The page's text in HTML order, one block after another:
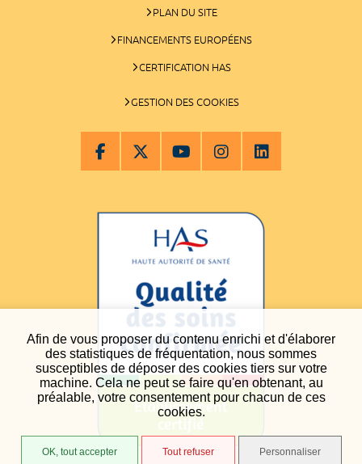
Afin de vous proposer du contenu enrichi et d'élaborer
des statistiques de fréquentation, nous sommes
susceptibles de déposer des cookies tiers sur votre
machine. Cela ne peut se faire qu'en obtenant, au
préalable, votre consentement pour chacun de ces
cookies.
OK, tout accepter Tout refuser Personnaliser
PLAN DU SITE
FINANCEMENTS EUROPÉENS
CERTIFICATION HAS
GESTION DES COOKIES